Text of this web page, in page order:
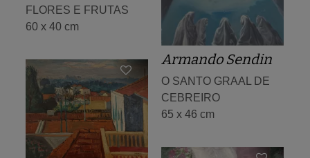
FLORES E FRUTAS
60 x 40 cm
Armando Sendin
O SANTO GRAAL DE
CEBREIRO
65 x 46 cm